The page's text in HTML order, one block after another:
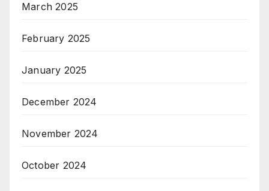
March 2025
February 2025
January 2025
December 2024
November 2024
October 2024